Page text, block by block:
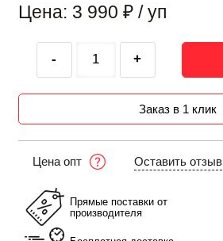
Цена: 3 990 ₽ / уп
- +
Заказ в 1 клик
Цена опт Оставить отзыв
Прямые поставки от
производителя